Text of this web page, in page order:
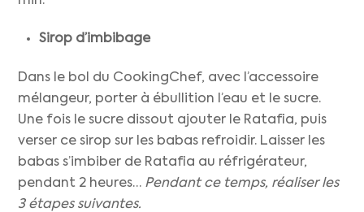
Sirop d’imbibage
Dans le bol du CookingChef, avec l’accessoire
mélangeur, porter à ébullition l’eau et le sucre.
Une fois le sucre dissout ajouter le Ratafia, puis
verser ce sirop sur les babas refroidir. Laisser les
babas s’imbiber de Ratafia au réfrigérateur,
pendant 2 heures… Pendant ce temps, réaliser les
3 étapes suivantes.